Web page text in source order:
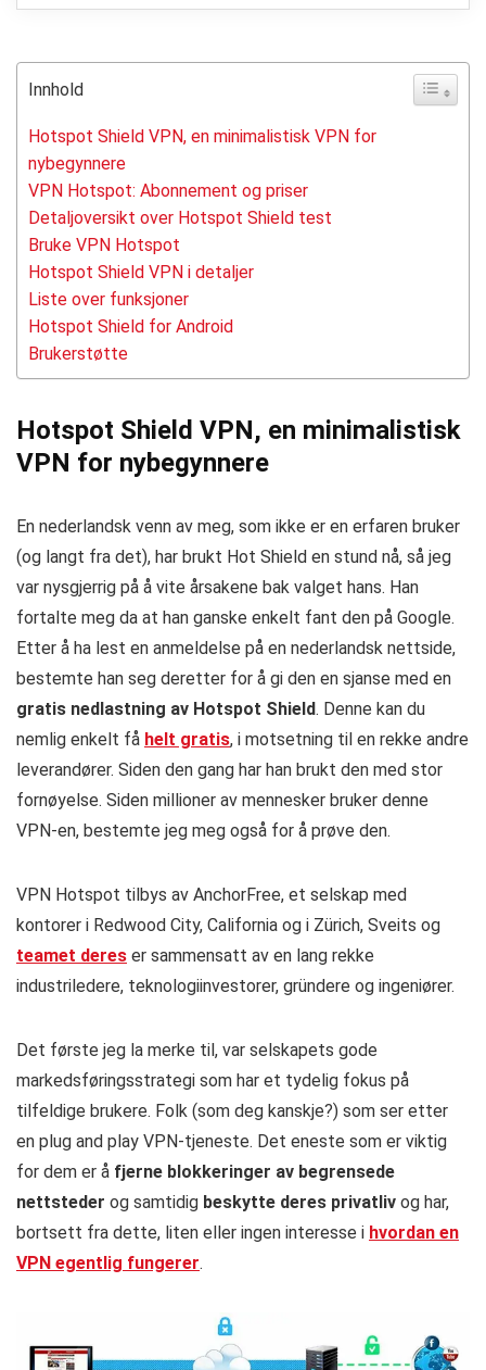
Innhold
Hotspot Shield VPN, en minimalistisk VPN for
nybegynnere
VPN Hotspot: Abonnement og priser
Detaljoversikt over Hotspot Shield test
Bruke VPN Hotspot
Hotspot Shield VPN i detaljer
Liste over funksjoner
Hotspot Shield for Android
Brukerstøtte
Hotspot Shield VPN, en minimalistisk
VPN for nybegynnere
En nederlandsk venn av meg, som ikke er en erfaren bruker
(og langt fra det), har brukt Hot Shield en stund nå, så jeg
var nysgjerrig på å vite årsakene bak valget hans. Han
fortalte meg da at han ganske enkelt fant den på Google.
Etter å ha lest en anmeldelse på en nederlandsk nettside,
bestemte han seg deretter for å gi den en sjanse med en
gratis nedlastning av Hotspot Shield. Denne kan du
nemlig enkelt få helt gratis, i motsetning til en rekke andre
leverandører. Siden den gang har han brukt den med stor
fornøyelse. Siden millioner av mennesker bruker denne
VPN-en, bestemte jeg meg også for å prøve den.
VPN Hotspot tilbys av AnchorFree, et selskap med
kontorer i Redwood City, California og i Zürich, Sveits og
teamet deres er sammensatt av en lang rekke
industriledere, teknologiinvestorer, gründere og ingeniører.
Det første jeg la merke til, var selskapets gode
markedsføringsstrategi som har et tydelig fokus på
tilfeldige brukere. Folk (som deg kanskje?) som ser etter
en plug and play VPN-tjeneste. Det eneste som er viktig
for dem er å fjerne blokkeringer av begrensede
nettsteder og samtidig beskytte deres privatliv og har,
bortsett fra dette, liten eller ingen interesse i hvordan en
VPN egentlig fungerer.